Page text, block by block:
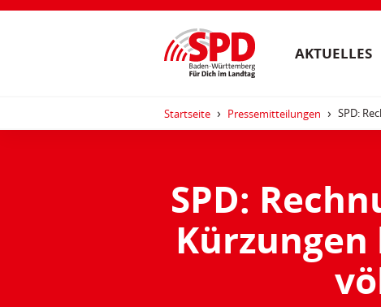
AKTUELLES
Startseite Pressemitteilungen SPD:
SPD: